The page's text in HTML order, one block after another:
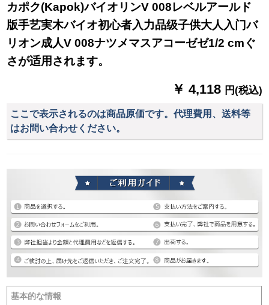
カポク(Kapok)バイオリンV 008レベルアールド
版手艺実木バイオ初心者入力品级子供大人入门バ
リオン成人V 008ナツメマスアコーゼゼ1/2 cmぐ
さが适用されます。
￥ 4,118 円(税込)
ここで表示されるのは商品原価です。代理費用、送料等
はお問い合わせください。
基本的な情報